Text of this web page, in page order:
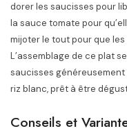
dorer les saucisses pour
la sauce tomate pour
mijoter le tout pour que
L’assemblage de ce plat
saucisses
riz blanc, prêt à être
Conseils et